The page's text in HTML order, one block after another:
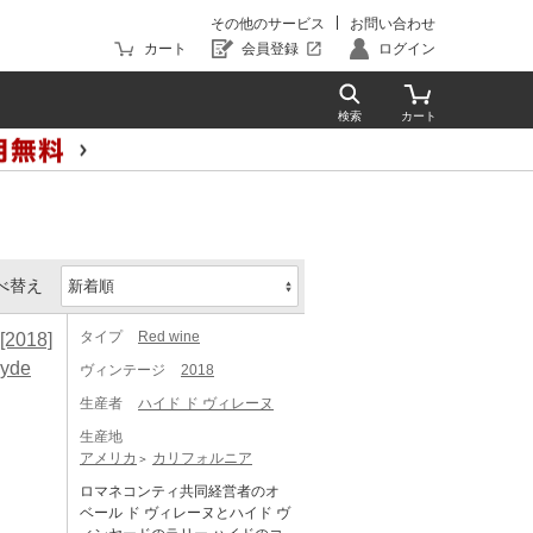
その他のサービス
お問い合わせ
カート
会員登録 ログイン
替え
タイプ
Red wine
ヴィンテージ
2018
生産者
ハイド ド ヴィレーヌ
生産地
アメリカ
カリフォルニア
ロマネコンティ共同経営者のオ
ベール ド ヴィレーヌとハイド ヴ